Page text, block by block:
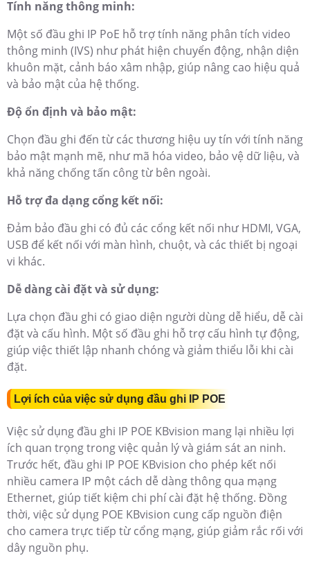
Tính năng thông minh:
Một số đầu ghi IP PoE hỗ trợ tính năng phân tích video
thông minh (IVS) như phát hiện chuyển động, nhận diện
khuôn mặt, cảnh báo xâm nhập, giúp nâng cao hiệu quả
và bảo mật của hệ thống.
Độ ổn định và bảo mật:
Chọn đầu ghi đến từ các thương hiệu uy tín với tính năng
bảo mật mạnh mẽ, như mã hóa video, bảo vệ dữ liệu, và
khả năng chống tấn công từ bên ngoài.
Hỗ trợ đa dạng cổng kết nối:
Đảm bảo đầu ghi có đủ các cổng kết nối như HDMI, VGA,
USB để kết nối với màn hình, chuột, và các thiết bị ngoại
vi khác.
Dễ dàng cài đặt và sử dụng:
Lựa chọn đầu ghi có giao diện người dùng dễ hiểu, dễ cài
đặt và cấu hình. Một số đầu ghi hỗ trợ cấu hình tự động,
giúp việc thiết lập nhanh chóng và giảm thiểu lỗi khi cài
đặt.
Lợi ích của việc sử dụng đầu ghi IP POE
Việc sử dụng đầu ghi IP POE KBvision mang lại nhiều lợi
ích quan trọng trong việc quản lý và giám sát an ninh.
Trước hết, đầu ghi IP POE KBvision cho phép kết nối
nhiều camera IP một cách dễ dàng thông qua mạng
Ethernet, giúp tiết kiệm chi phí cài đặt hệ thống. Đồng
thời, việc sử dụng POE KBvision cung cấp nguồn điện
cho camera trực tiếp từ cổng mạng, giúp giảm rắc rối với
dây nguồn phụ.